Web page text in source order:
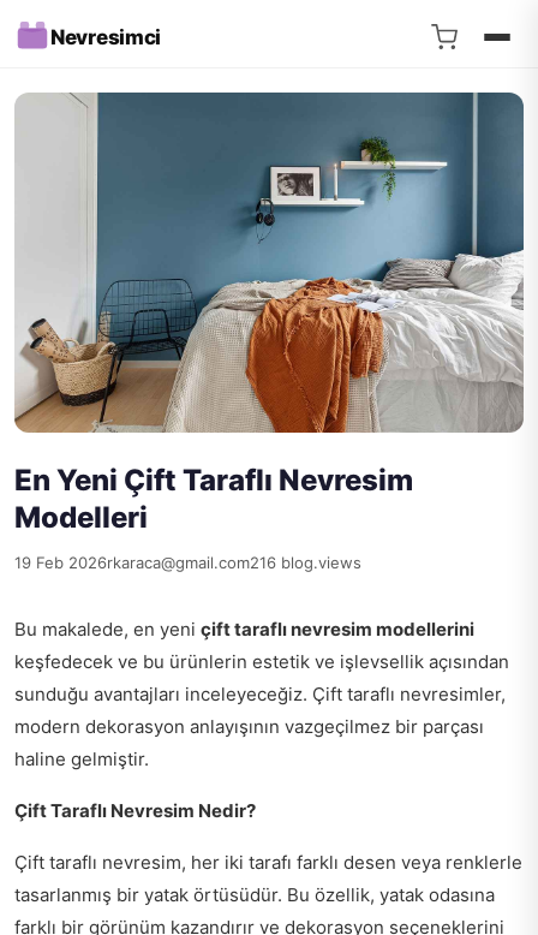
Nevresimci
En Yeni Çift Taraflı Nevresim
Modelleri
19 Feb 2026rkaraca@gmail.com216 blog.views
Bu makalede, en yeni çift taraflı nevresim modellerini
keşfedecek ve bu ürünlerin estetik ve işlevsellik açısından
sunduğu avantajları inceleyeceğiz. Çift taraflı nevresimler,
modern dekorasyon anlayışının vazgeçilmez bir parçası
haline gelmiştir.
Çift Taraflı Nevresim Nedir?
Çift taraflı nevresim, her iki tarafı farklı desen veya renklerle
tasarlanmış bir yatak örtüsüdür. Bu özellik, yatak odasına
farklı bir görünüm kazandırır ve dekorasyon seçeneklerini